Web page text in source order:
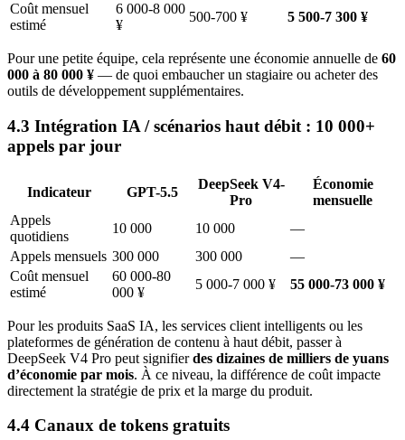
Coût mensuel
estimé
6 000-8 000
¥
500-700 ¥ 5 500-7 300 ¥
Pour une petite équipe, cela représente une économie annuelle de 60
000 à 80 000 ¥ — de quoi embaucher un stagiaire ou acheter des
outils de développement supplémentaires.
4.3 Intégration IA / scénarios haut débit : 10 000+
appels par jour
Indicateur GPT-5.5
DeepSeek V4-
Pro
Économie
mensuelle
Appels
quotidiens
10 000 10 000
—
Appels mensuels 300 000 300 000
—
Coût mensuel
estimé
60 000-80
000 ¥
5 000-7 000 ¥ 55 000-73 000 ¥
Pour les produits SaaS IA, les services client intelligents ou les
plateformes de génération de contenu à haut débit, passer à
DeepSeek V4 Pro peut signifierdes dizaines de milliers de yuans
d’économie par mois. À ce niveau, la différence de coût impacte
directement la stratégie de prix et la marge du produit.
4.4 Canaux de tokens gratuits